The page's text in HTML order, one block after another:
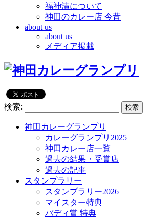
福神漬について
神田のカレー店 今昔
about us
about us
メディア掲載
検索:
神田カレーグランプリ
カレーグランプリ2025
神田カレー店一覧
過去の結果・受賞店
過去の記事
スタンプラリー
スタンプラリー2026
マイスター特典
バディ賞 特典